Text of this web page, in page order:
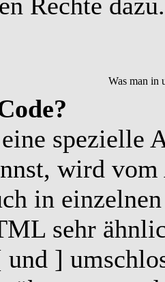
Was man in
spezielle
wird
in
sehr
]